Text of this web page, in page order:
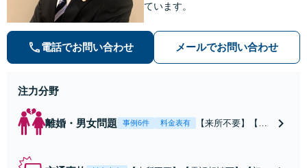
ています。
電話でお問い合わせ メールでお問い合わせ
注力分野
離婚・男女問題 事例6件 料金表有
【来所不要】【電